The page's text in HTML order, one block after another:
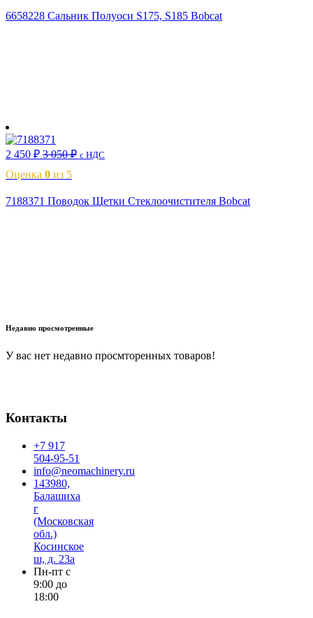
6658228 Сальник Полуоси S175, S185 Bobcat
2 450 ₽ 3 050₽ с НДС
Оценка 0 из 5
7188371 Поводок Щетки Стеклоочистителя Bobcat
Недавно просмотренные
У вас нет недавно просмторенных товаров!
Контакты
+7 917
504-95-51
info@neomachinery.ru
143980,
Балашиха
г
(Московская
обл.)
Косинское
ш, д. 23а
Пн-пт с
9:00 до
18:00